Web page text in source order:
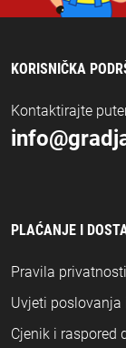
KORISNIČKA
Kontaktirajte
PLAĆANJE I
Pravila privatnosti
Uvjeti
Cjenik i raspored